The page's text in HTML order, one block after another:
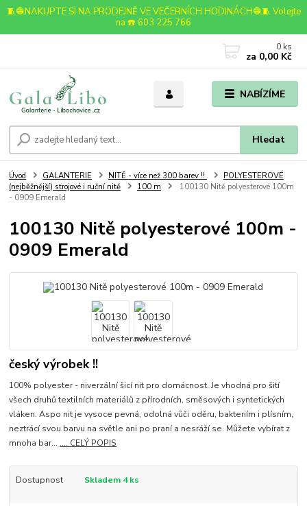
🧵🧶NAKUPTE SI NA PRODEJNĚ VE VEČERNÍCH HODINÁCH🧶🧵 Volejte
na ☎️ 603 225 766
NABÍZÍME
Hledat
0 ks
za 0,00 Kč
Úvod GALANTERIE NITĚ - více než 300 barev !!
POLYESTEROVÉ
(nejběžnější) strojové i ruční nitě
100 m
100130 Nitě polyesterové 100m
- 0909 Emerald
100130 Nitě polyesterové 100m -
0909 Emerald
český výrobek !!
100% polyester - niverzální šicí nit pro domácnost. Je vhodná pro šití
všech druhů textilních materiálů z přírodních, směsových i syntetických
vláken. Aspo nit je vysoce pevná, odolná vůči oděru, bakteriím i plísním,
neztrácí svou barvu na světle ani po praní a nesráží se. Můžete vybírat z
mnoha bar... .... CELÝ POPIS
Dostupnost Skladem 4 ks